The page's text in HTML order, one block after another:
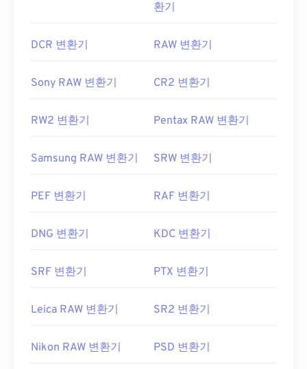
환기
DCR 변환기 RAW 변환기
Sony RAW 변환기 CR2 변환기
RW2 변환기 Pentax RAW 변환기
Samsung RAW 변환기 SRW 변환기
PEF 변환기 RAF 변환기
DNG 변환기 KDC 변환기
SRF 변환기 PTX 변환기
Leica RAW 변환기 SR2 변환기
Nikon RAW 변환기 PSD 변환기